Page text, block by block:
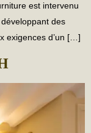
est intervenu
des
exigences d’un […]